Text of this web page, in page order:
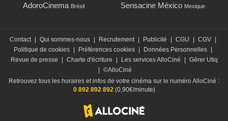
AdoroCinema Brésil Sensacine México Mexique
Contact | Qui sommes-nous | Recrutement | Publicité | CGU | CGV |
Politique de cookies | Préférences cookies | Données Personnelles |
Revue de presse
| Charte d'écriture | Les services AlloCiné | Gérer Utiq
| ©AlloCiné
Retrouvez tous les horaires et infos de votre cinéma sur le numéro AlloCiné :
0 892 892 892 (0,90€/minute)